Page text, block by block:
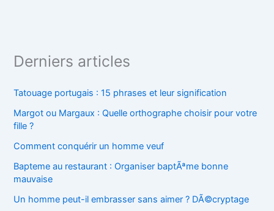
Derniers articles
Tatouage portugais : 15 phrases et leur signification
Margot ou Margaux : Quelle orthographe choisir pour votre
fille ?
Comment conquérir un homme veuf
Bapteme au restaurant : Organiser baptÃªme bonne
mauvaise
Un homme peut-il embrasser sans aimer ? DÃ©cryptage